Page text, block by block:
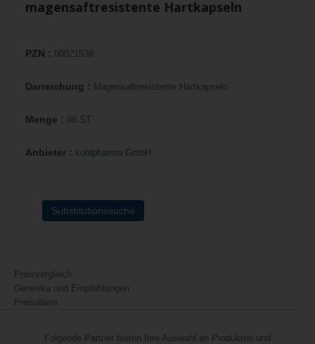
magensaftresistente Hartkapseln
PZN : 00021539
Darreichung : Magensaftresistente Hartkapseln
Menge : 98 ST
Anbieter : kohlpharma GmbH
Substitutionssuche
Preisvergleich
Generika und Empfehlungen
Preisalarm
Folgende Partner bieten Ihre Auswahl an Produkten und